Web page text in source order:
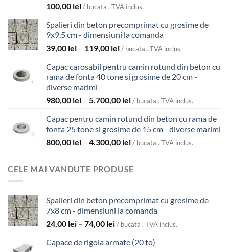
100,00 lei/ bucata . TVA inclus.
Spalieri din beton precomprimat cu grosime de
9x9,5 cm - dimensiuni la comanda
39,00 lei – 119,00 leiInterval
prețuri:
39,00 lei
la
/ bucata . TVA inclus.
Capac carosabil pentru camin rotund din beton cu
rama de fonta 40 tone si grosime de 20 cm -
diverse marimi
980,00 lei – 5.700,00 leiInterval
prețuri:
980,00 lei
până
/ bucata . TVA inclus.
Capac pentru camin rotund din beton cu rama de
fonta 25 tone si grosime de 15 cm - diverse marimi
800,00 lei – 4.300,00 leiInterval
800,00 lei
4.300,00 lei
/ bucata . TVA inclus.
CELE MAI VANDUTE PRODUSE
Spalieri din beton precomprimat cu grosime de
7x8 cm - dimensiuni la comanda
24,00 lei – 74,00 leiInterval
prețuri:
/ bucata . TVA inclus.
Capace de rigola armate (20 to)